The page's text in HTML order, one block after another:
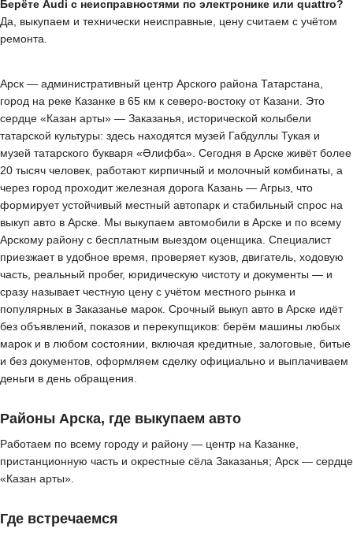
Берёте Audi с неисправностями по электронике или quattro?
Да, выкупаем и технически неисправные, цену считаем с учётом
ремонта.
Арск — административный центр Арского района Татарстана,
город на реке Казанке в 65 км к северо-востоку от Казани. Это
сердце «Казан арты» — Заказанья, исторической колыбели
татарской культуры: здесь находятся музей Габдуллы Тукая и
музей татарского букваря «Әлифба». Сегодня в Арске живёт более
20 тысяч человек, работают кирпичный и молочный комбинаты, а
через город проходит железная дорога Казань — Агрыз, что
формирует устойчивый местный автопарк и стабильный спрос на
выкуп авто в Арске. Мы выкупаем автомобили в Арске и по всему
Арскому району с бесплатным выездом оценщика. Специалист
приезжает в удобное время, проверяет кузов, двигатель, ходовую
часть, реальный пробег, юридическую чистоту и документы — и
сразу называет честную цену с учётом местного рынка и
популярных в Заказанье марок. Срочный выкуп авто в Арске идёт
без объявлений, показов и перекупщиков: берём машины любых
марок и в любом состоянии, включая кредитные, залоговые, битые
и без документов, оформляем сделку официально и выплачиваем
деньги в день обращения.
Районы Арска, где выкупаем авто
Работаем по всему городу и району — центр на Казанке,
пристанционную часть и окрестные сёла Заказанья; Арск — сердце
«Казан арты».
Где встречаемся